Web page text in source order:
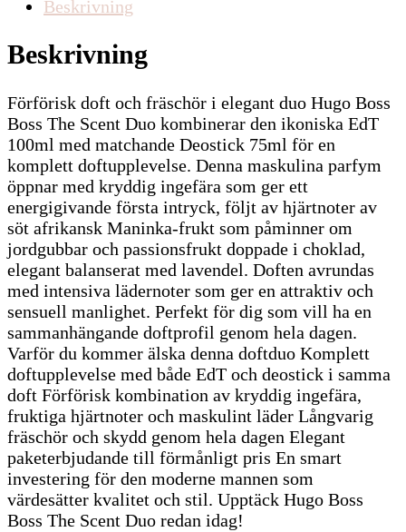
Beskrivning
Beskrivning
Förförisk doft och fräschör i elegant duo Hugo Boss
Boss The Scent Duo kombinerar den ikoniska EdT
100ml med matchande Deostick 75ml för en
komplett doftupplevelse. Denna maskulina parfym
öppnar med kryddig ingefära som ger ett
energigivande första intryck, följt av hjärtnoter av
söt afrikansk Maninka-frukt som påminner om
jordgubbar och passionsfrukt doppade i choklad,
elegant balanserat med lavendel. Doften avrundas
med intensiva lädernoter som ger en attraktiv och
sensuell manlighet. Perfekt för dig som vill ha en
sammanhängande doftprofil genom hela dagen.
Varför du kommer älska denna doftduo Komplett
doftupplevelse med både EdT och deostick i samma
doft Förförisk kombination av kryddig ingefära,
fruktiga hjärtnoter och maskulint läder Långvarig
fräschör och skydd genom hela dagen Elegant
paketerbjudande till förmånligt pris En smart
investering för den moderne mannen som
värdesätter kvalitet och stil. Upptäck Hugo Boss
Boss The Scent Duo redan idag!